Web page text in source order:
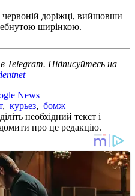
червоній доріжці, вийшовши
ширінкою.
в Telegram. Підписуйтесь на
News
, курьез, бомж
необхідний текст і
про це редакцію.